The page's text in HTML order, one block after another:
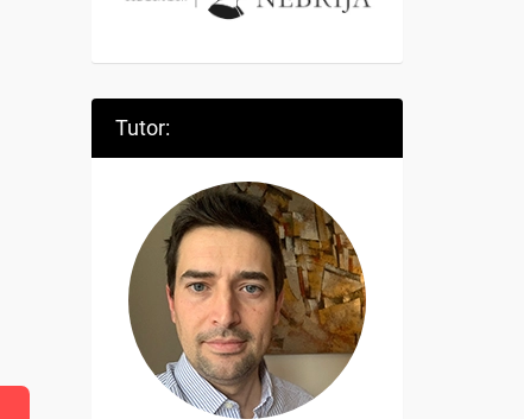
Tutor: